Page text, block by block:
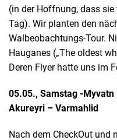
(in der Hoffnung, dass
Tag). Wir planten den
Walbeobachtungs-Tour.
Hauganes („The oldest
Deren Flyer hatte uns im
05.05., Samstag -
Akureyri – Varmahlid
Nach dem CheckOut und